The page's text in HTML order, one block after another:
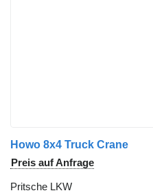
Howo 8x4 Truck Crane
Preis auf Anfrage
Pritsche LKW